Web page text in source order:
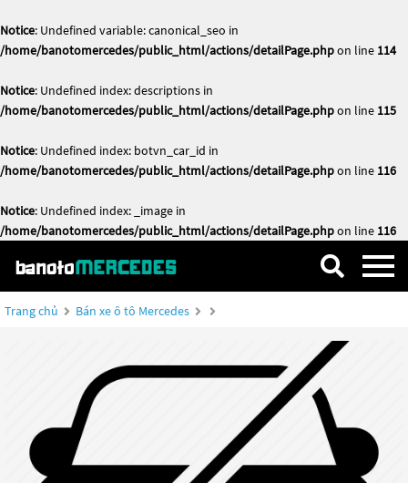
Notice: Undefined variable: canonical_seo in
/home/banotomercedes/public_html/actions/detailPage.phpon line 114
Notice: Undefined index: descriptions in
/home/banotomercedes/public_html/actions/detailPage.phpon line 115
Notice: Undefined index: botvn_car_id in
/home/banotomercedes/public_html/actions/detailPage.phpon line 116
Notice: Undefined index: _image in
/home/banotomercedes/public_html/actions/detailPage.phpon line 116
Trang chủ Bán xe ô tô Mercedes